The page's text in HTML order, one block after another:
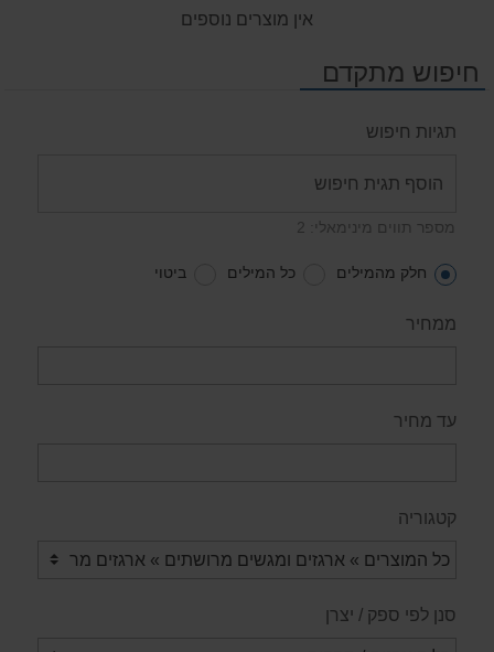
אין מוצרים נוספים
חיפוש מתקדם
תגיות חיפוש
מספר תווים מינימאלי: 2
חלק מהמילים כל המילים ביטוי
ממחיר
עד מחיר
קטגוריה
סנן לפי ספק / יצרן